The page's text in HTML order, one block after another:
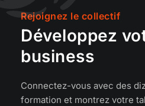
Rejoignez le collectif
Développez
business
Connectez-vous avec des
formation et montrez votre